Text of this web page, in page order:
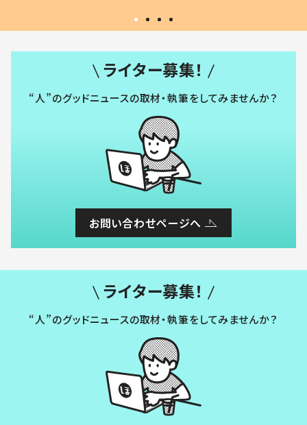
ライター募集！
“人”のグッドニュースの取材・執筆をしてみませんか？
お問い合わせページへ
ライター募集！
“人”のグッドニュースの取材・執筆をしてみませんか？